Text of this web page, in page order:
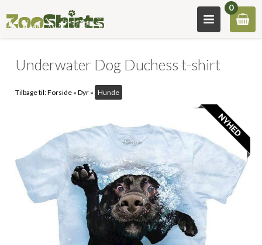
0
Underwater Dog Duchess t-shirt
Tilbage til:Forside »Dyr » Hunde